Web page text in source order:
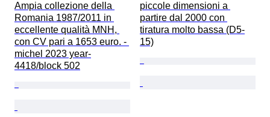
Ampia collezione della
Romania 1987/2011 in
eccellente qualità MNH,
con CV pari a 1653 euro. -
michel 2023 year-
4418/block 502
piccole dimensioni a
partire dal 2000 con
tiratura molto bassa (D5-
15)